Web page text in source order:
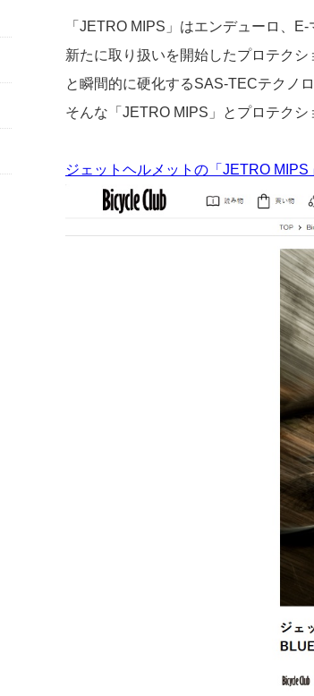
「JETRO MIPS」はエンデューロ、
新たに取り扱いを開始したプロテク
と瞬間的に硬化するSAS-TECテクノ
そんな「JETRO MIPS」とプロテク
ジェットヘルメットの「JETRO